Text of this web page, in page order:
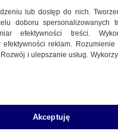
że
któremu
lub dostęp do nich.
doboru spersonalizowanych
efektywności treści.
reklam.
i ulepszanie usług.
Akceptuję